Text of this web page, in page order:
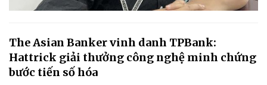
The Asian Banker vinh danh TPBank:
Hattrick giải thưởng công nghệ minh chứng
bước tiến số hóa